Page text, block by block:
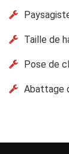
Taille de
Pose de
Abattage